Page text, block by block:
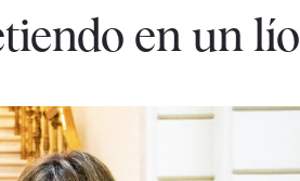
en un lío